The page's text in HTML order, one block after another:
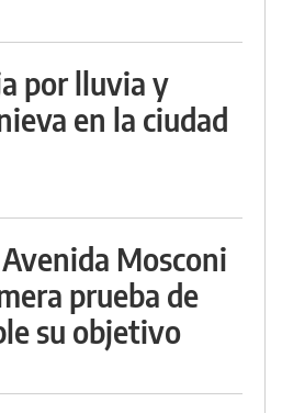
por lluvia y
en la ciudad
Mosconi
prueba de
su objetivo